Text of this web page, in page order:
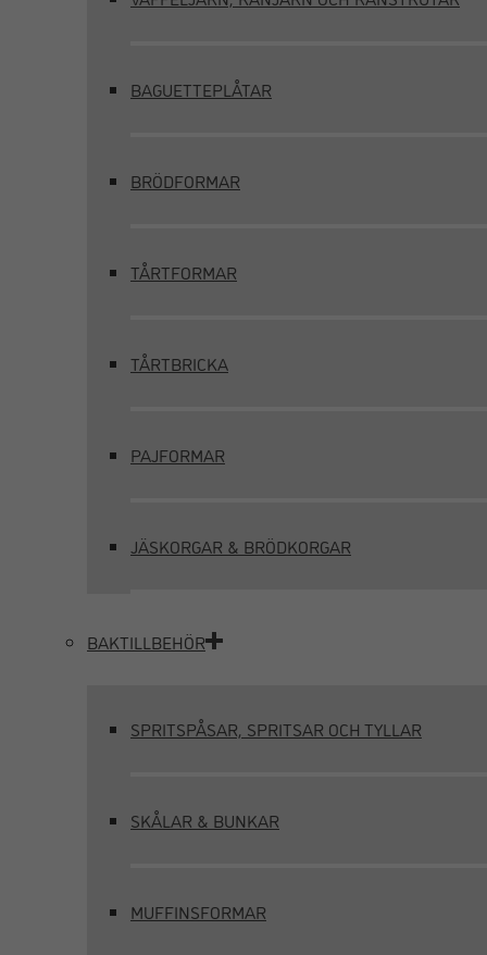
BAGUETTEPLÅTAR
BRÖDFORMAR
TÅRTFORMAR
TÅRTBRICKA
PAJFORMAR
JÄSKORGAR & BRÖDKORGAR
BAKTILLBEHÖR
SPRITSPÅSAR, SPRITSAR OCH TYLLAR
SKÅLAR & BUNKAR
MUFFINSFORMAR